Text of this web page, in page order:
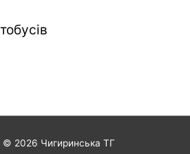
© 2026 Чигиринська ТГ